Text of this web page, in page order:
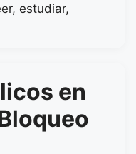
estudiar,
en